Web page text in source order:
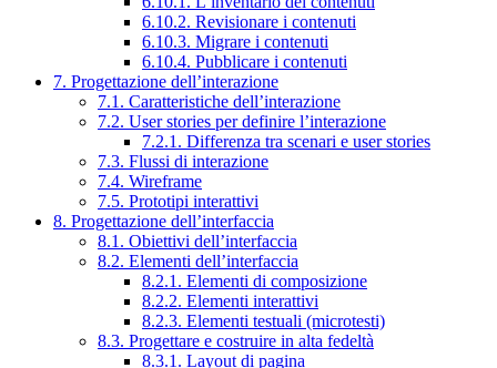
6.10.2. Revisionare i contenuti
6.10.3. Migrare i contenuti
6.10.4. Pubblicare i contenuti
7. Progettazione dell’interazione
7.1. Caratteristiche dell’interazione
7.2. User stories per definire l’interazione
7.2.1. Differenza tra scenari e user stories
7.3. Flussi di interazione
7.4. Wireframe
7.5. Prototipi interattivi
8. Progettazione dell’interfaccia
8.1. Obiettivi dell’interfaccia
8.2. Elementi dell’interfaccia
8.2.1. Elementi di composizione
8.2.2. Elementi interattivi
8.2.3. Elementi testuali (microtesti)
8.3. Progettare e costruire in alta fedeltà
8.3.1. Layout di pagina